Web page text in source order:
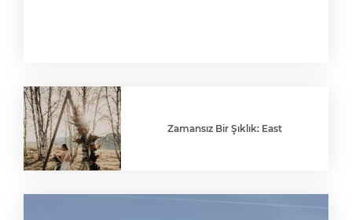
Zamansız Bir Şıklık: East